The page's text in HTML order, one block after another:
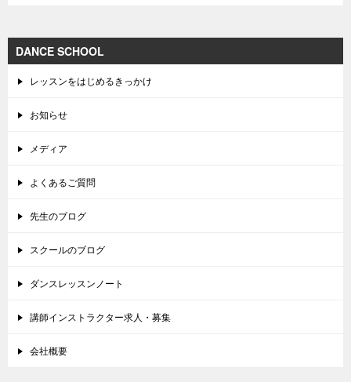
DANCE SCHOOL
レッスンをはじめるきっかけ
お知らせ
メディア
よくあるご質問
先生のブログ
スクールのブログ
ダンスレッスンノート
講師インストラクター求人・募集
会社概要